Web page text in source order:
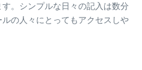
。シンプルな日々の記入は数分
の人々にとってもアクセスしや